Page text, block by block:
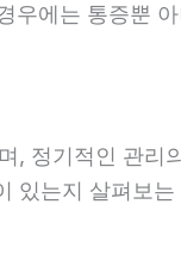
에는 통증뿐
, 정기적인 관리
있는지 살펴보